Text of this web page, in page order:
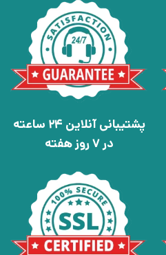
پشتیبانی آنلاین 24 ساعته
در 7 روز هفته